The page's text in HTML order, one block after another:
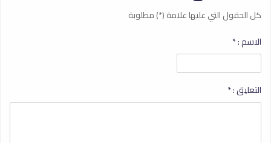
كل الحقول التي عليها علامة (*) مطلوبة
الاسم :*
التعليق :*